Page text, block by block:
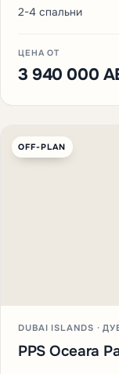
2-4 спальни
ЦЕНА ОТ
3 940 000
OFF-PLAN
DUBAI ISLANDS ·
PPS Oceara